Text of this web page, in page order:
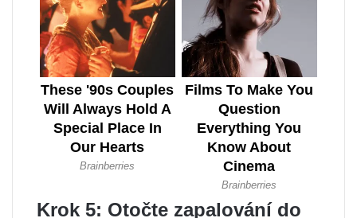
Krok 5: Otočte zapalování do